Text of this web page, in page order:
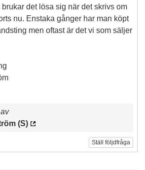
det lösa sig när det skrivs om
nu. Enstaka gånger har man köpt
men oftast är det vi som säljer
(S)
Ställ följdfråga